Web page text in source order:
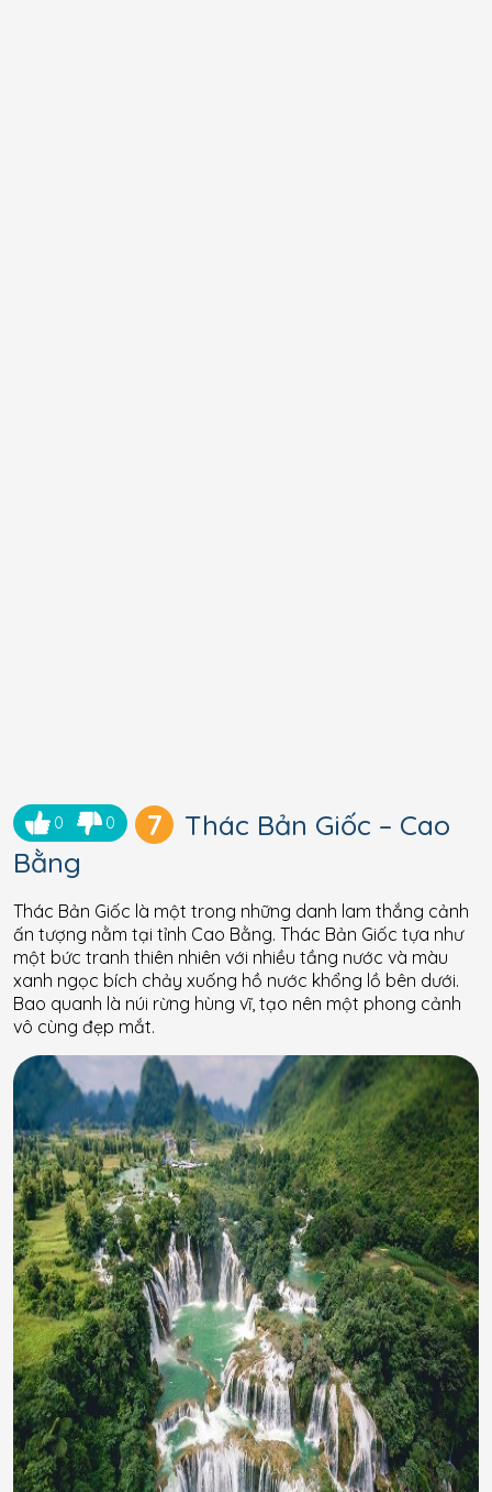
0 0 7
Thác Bản Giốc – Cao
Bằng
Thác Bản Giốc là một trong những danh lam thắng cảnh
ấn tượng nằm tại tỉnh Cao Bằng. Thác Bản Giốc tựa như
một bức tranh thiên nhiên với nhiều tầng nước và màu
xanh ngọc bích chảy xuống hồ nước khổng lồ bên dưới.
Bao quanh là núi rừng hùng vĩ, tạo nên một phong cảnh
vô cùng đẹp mắt.